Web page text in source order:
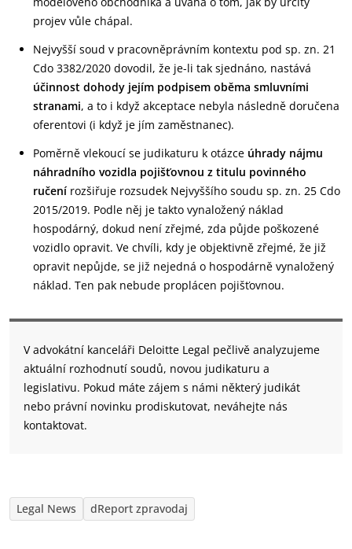
projev vůle chápal.
Nejvyšší soud v pracovněprávním kontextu pod sp. zn. 21
Cdo 3382/2020 dovodil, že je-li tak sjednáno, nastává
účinnost dohody jejím podpisem oběma smluvními
stranami, a to i když akceptace nebyla následně doručena
oferentovi (i když je jím zaměstnanec).
Poměrně vlekoucí se judikaturu k otázce úhrady nájmu
náhradního vozidla pojišťovnou z titulu povinného
ručení rozšiřuje rozsudek Nejvyššího soudu sp. zn. 25 Cdo
2015/2019. Podle něj je takto vynaložený náklad
hospodárný, dokud není zřejmé, zda půjde poškozené
vozidlo opravit. Ve chvíli, kdy je objektivně zřejmé, že již
opravit nepůjde, se již nejedná o hospodárně vynaložený
náklad. Ten pak nebude proplácen pojišťovnou.
V advokátní kanceláři Deloitte Legal pečlivě analyzujeme
aktuální rozhodnutí soudů, novou judikaturu a
legislativu. Pokud máte zájem s námi některý judikát
nebo právní novinku prodiskutovat, neváhejte nás
kontaktovat.
Legal News dReport zpravodaj